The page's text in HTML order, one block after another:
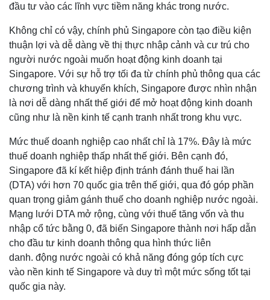
đầu tư vào các lĩnh vực tiềm năng khác trong nước.
Không chỉ có vậy, chính phủ Singapore còn tạo điều kiện
thuận lợi và dễ dàng về thị thực nhập cảnh và cư trú cho
người nước ngoài muốn hoạt động kinh doanh tại
Singapore. Với sự hỗ trợ tối đa từ chính phủ thông qua các
chương trình và khuyến khích, Singapore được nhìn nhận
là nơi dễ dàng nhất thế giới để mở hoạt động kinh doanh
cũng như là nền kinh tế cạnh tranh nhất trong khu vực.
Mức thuế doanh nghiệp cao nhất chỉ là 17%. Đây là mức
thuế doanh nghiệp thấp nhất thế giới. Bên cạnh đó,
Singapore đã kí kết hiệp định tránh đánh thuế hai lần
(DTA) với hơn 70 quốc gia trên thế giới, qua đó góp phần
quan trọng giảm gánh thuế cho doanh nghiệp nước ngoài.
Mạng lưới DTA mở rộng, cùng với thuế tăng vốn và thu
nhập cổ tức bằng 0, đã biến Singapore thành nơi hấp dẫn
cho đầu tư kinh doanh thông qua hình thức liên
danh. động nước ngoài có khả năng đóng góp tích cực
vào nền kinh tế Singapore và duy trì một mức sống tốt tại
quốc gia này.